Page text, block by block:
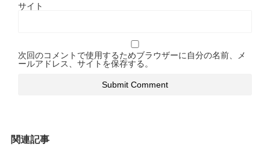
サイト
次回のコメントで使用するためブラウザーに自分の名前、メ
ールアドレス、サイトを保存する。
関連記事